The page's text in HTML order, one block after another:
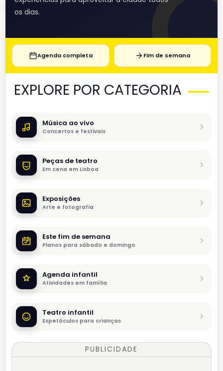
os dias.
Agenda completa Fim de semana
EXPLORE POR CATEGORIA
Música ao vivo
Concertos e festivais
Peças de teatro
Em cena em Lisboa
Exposições
Arte e fotografia
Este fim de semana
Planos para sábado e domingo
Agenda infantil
Atividades em família
Teatro infantil
Espetáculos para crianças
PUBLICIDADE